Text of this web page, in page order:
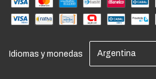
Idiomas y monedas